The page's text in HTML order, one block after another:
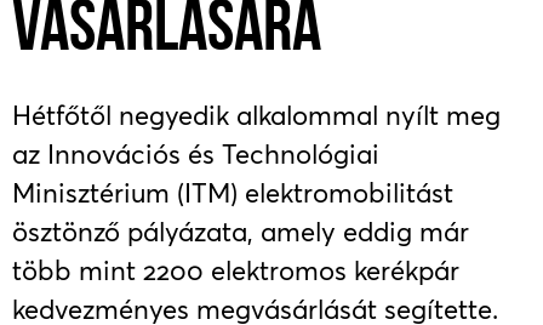
VÁSÁRLÁSÁRA
Hétfőtől negyedik alkalommal nyílt meg
az Innovációs és Technológiai
Minisztérium (ITM) elektromobilitást
ösztönző pályázata, amely eddig már
több mint 2200 elektromos kerékpár
kedvezményes megvásárlását segítette.